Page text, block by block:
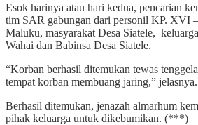
Esok harinya atau hari kedua, pencarian
tim SAR gabungan dari personil KP. XVI
Maluku, masyarakat Desa Siatele,
Wahai dan Babinsa Desa Siatele.
“Korban berhasil ditemukan tewas
tempat korban membuang jaring,” jelasnya.
Berhasil ditemukan, jenazah almarhum
pihak keluarga untuk dikebumikan. (***)